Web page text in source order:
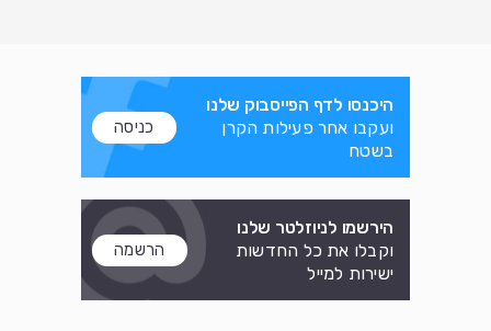
היכנסו לדף הפייסבוק שלנו
ועקבו אחר פעילות הקרן
בשטח
כניסה
הירשמו לניוזלטר שלנו
וקבלו את כל החדשות
ישירות למייל
הרשמה